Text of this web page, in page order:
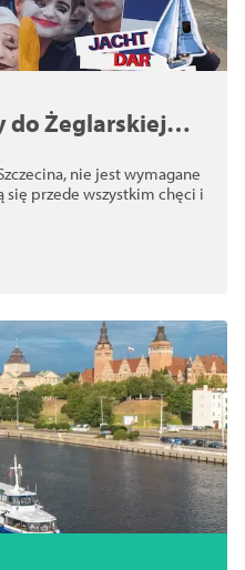
do Żeglarskiej
nie jest wymagane
się przede wszystkim chęci i